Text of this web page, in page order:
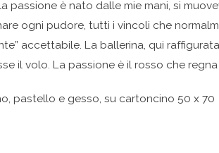
passione è nato dalle mie mani, si
ogni pudore, tutti i vincoli che
accettabile. La ballerina, qui
il volo. La passione è il rosso che
pastello e gesso, su cartoncino 50 x 70